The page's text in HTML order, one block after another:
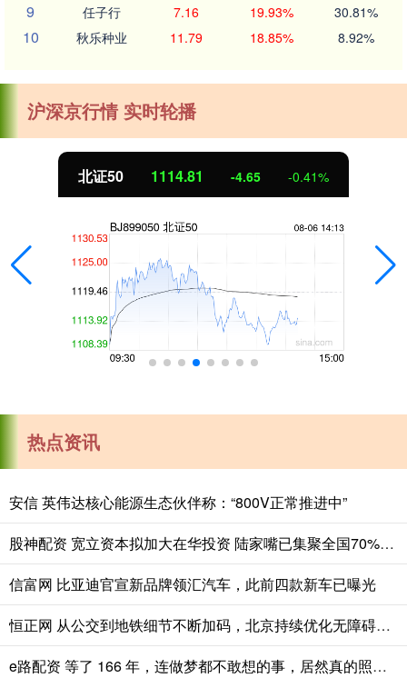
9 任子行 7.16 19.93% 30.81%
10 秋乐种业 11.79 18.85% 8.92%
沪深京行情 实时轮播
创业板指 3488.76 -46.38 -1.31%
热点资讯
安信 英伟达核心能源生态伙伴称：“800V正常推进中”
股神配资 宽立资本拟加大在华投资 陆家嘴已集聚全国70%的外资资管机构
信富网 比亚迪官宣新品牌领汇汽车，此前四款新车已曝光
恒正网 从公交到地铁细节不断加码，北京持续优化无障碍出行服务
e路配资 等了 166 年，连做梦都不敢想的事，居然真的照进现实了。法国要把当